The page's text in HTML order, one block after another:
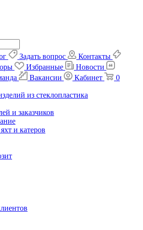
Задать вопрос
Контакты
Избранные
Новости
Вакансии Кабинет
0
из стеклопластика
и заказчиков
и катеров